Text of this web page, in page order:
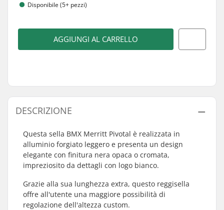
Disponibile (5+ pezzi)
AGGIUNGI AL CARRELLO
DESCRIZIONE
Questa sella BMX Merritt Pivotal è realizzata in
alluminio forgiato leggero e presenta un design
elegante con finitura nera opaca o cromata,
impreziosito da dettagli con logo bianco.
Grazie alla sua lunghezza extra, questo reggisella
offre all'utente una maggiore possibilità di
regolazione dell'altezza custom.